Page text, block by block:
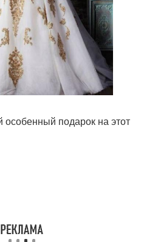
подарок на этот